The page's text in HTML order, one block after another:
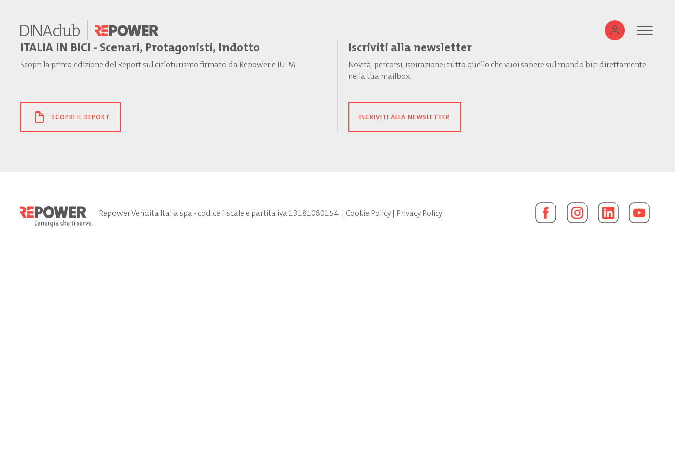
ITALIA IN BICI - Scenari, Protagonisti, Indotto
Scopri la prima edizione del Report sul cicloturismo firmato da Repower e IULM
SCOPRI IL REPORT
Iscriviti alla newsletter
Novità, percorsi, ispirazione: tutto quello che vuoi sapere sul mondo bici direttamente
nella tua mailbox.
ISCRIVITI ALLA NEWSLETTER
Repower Vendita Italia spa - codice fiscale e partita iva 13181080154| Cookie Policy| Privacy Policy